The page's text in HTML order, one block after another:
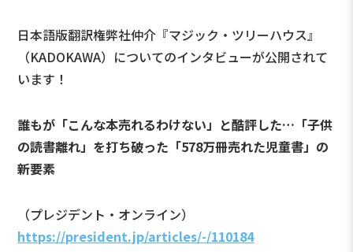
日本語版翻訳権弊社仲介『マジック・ツリーハウス』
（KADOKAWA）についてのインタビューが公開されて
います！
誰もが「こんな本売れるわけない」と酷評した…「子供
の読書離れ」を打ち破った「578万冊売れた児童書」の
新要素
（プレジデント・オンライン）
https://president.jp/articles/-/110184